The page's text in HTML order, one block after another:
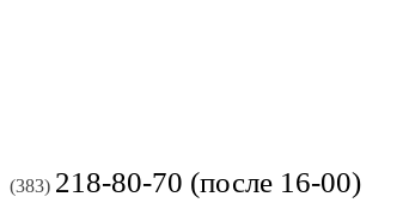
(383) 218-80-70 (после 16-00)